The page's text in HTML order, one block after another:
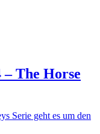
The Horse
Serie geht es um den